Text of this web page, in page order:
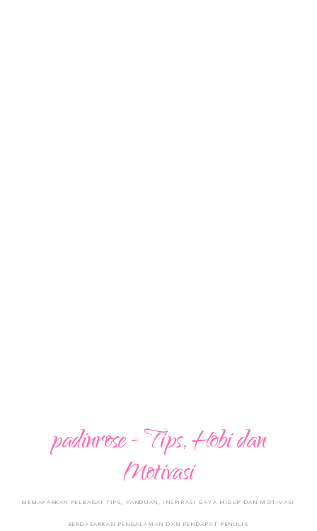
padinrose - Tips, Hobi dan
Motivasi
MEMAPARKAN PELBAGAI TIPS, PANDUAN, INSPIRASI GAYA HIDUP DAN MOTIVASI
BERDASARKAN PENGALAMAN DAN PENDAPAT PENULIS